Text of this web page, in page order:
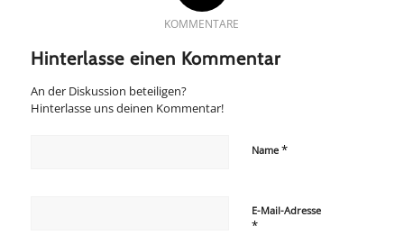
KOMMENTARE
Hinterlasse einen Kommentar
An der Diskussion beteiligen?
Hinterlasse uns deinen Kommentar!
Name *
E-Mail-Adresse
*